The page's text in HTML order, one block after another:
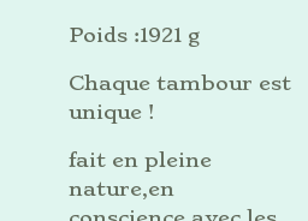
Poids :1921 g
Chaque tambour est
unique !
fait en pleine
nature,en